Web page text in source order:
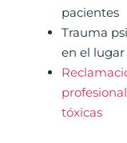
pacientes
Trauma
en el
tóxicas